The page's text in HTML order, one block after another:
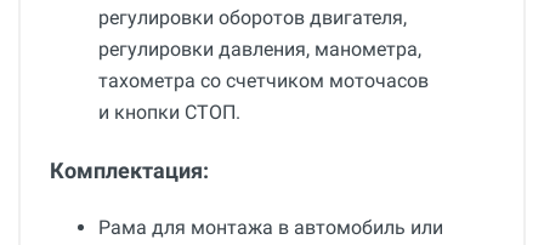
регулировки оборотов двигателя,
регулировки давления, манометра,
тахометра со счетчиком моточасов
и кнопки СТОП.
Комплектация:
Рама для монтажа в автомобиль или